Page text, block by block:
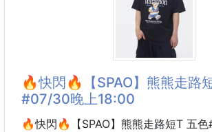
版型是比較合身、俐落的女生短袖
胸前有小小的 California Bear / USA
不是大印花那種高調款
是低調又有細節的日常基本款
🔥快閃🔥【SPAO】熊熊走路
#07/30晚上18:00
🔥快閃🔥【SPAO】熊熊走路短T 五